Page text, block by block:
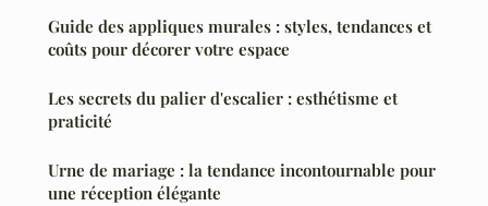
Guide des appliques murales : styles, tendances et
coûts pour décorer votre espace
Les secrets du palier d'escalier : esthétisme et
praticité
Urne de mariage : la tendance incontournable pour
une réception élégante